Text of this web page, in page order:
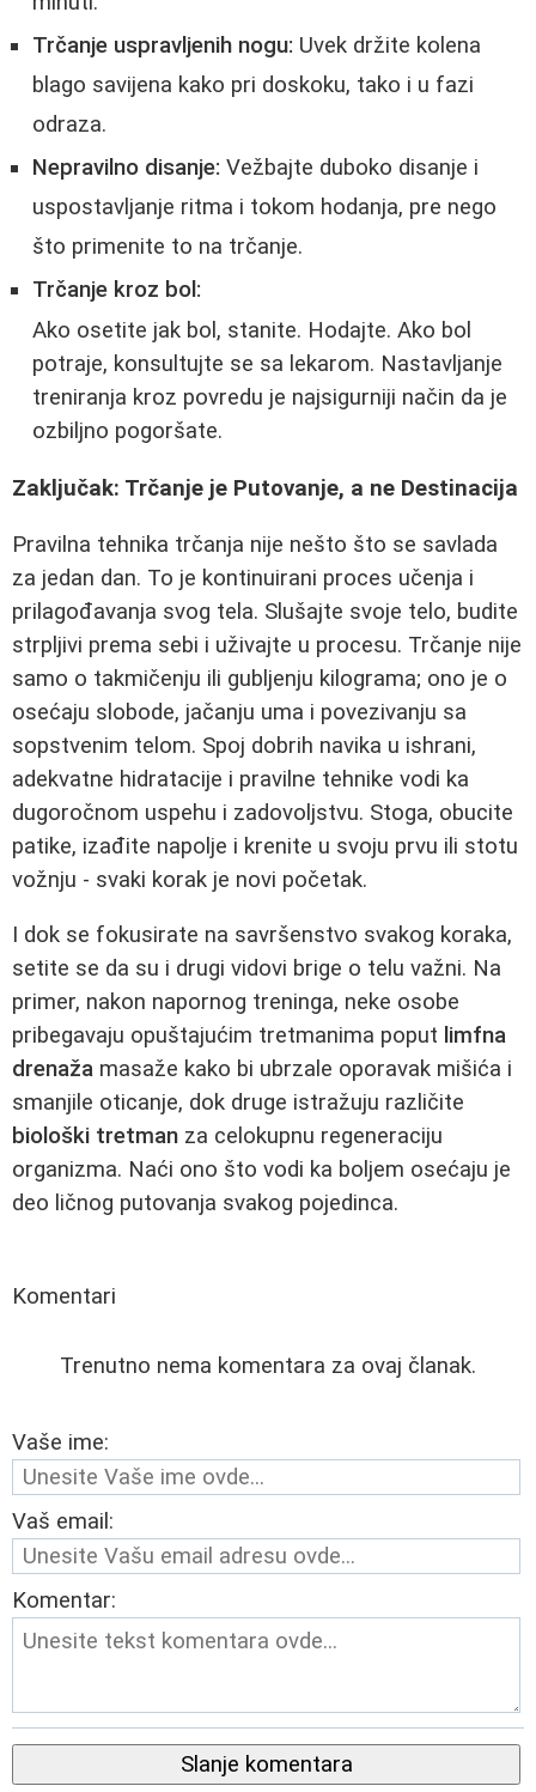
Trčanje uspravljenih nogu: Uvek držite kolena
blago savijena kako pri doskoku, tako i u fazi
odraza.
Nepravilno disanje: Vežbajte duboko disanje i
uspostavljanje ritma i tokom hodanja, pre nego
što primenite to na trčanje.
Trčanje kroz bol:
Ako osetite jak bol, stanite. Hodajte. Ako bol
potraje, konsultujte se sa lekarom. Nastavljanje
treniranja kroz povredu je najsigurniji način da je
ozbiljno pogoršate.
Zaključak: Trčanje je Putovanje, a ne Destinacija
Pravilna tehnika trčanja nije nešto što se savlada
za jedan dan. To je kontinuirani proces učenja i
prilagođavanja svog tela. Slušajte svoje telo, budite
strpljivi prema sebi i uživajte u procesu. Trčanje nije
samo o takmičenju ili gubljenju kilograma; ono je o
osećaju slobode, jačanju uma i povezivanju sa
sopstvenim telom. Spoj dobrih navika u ishrani,
adekvatne hidratacije i pravilne tehnike vodi ka
dugoročnom uspehu i zadovoljstvu. Stoga, obucite
patike, izađite napolje i krenite u svoju prvu ili stotu
vožnju - svaki korak je novi početak.
I dok se fokusirate na savršenstvo svakog koraka,
setite se da su i drugi vidovi brige o telu važni. Na
primer, nakon napornog treninga, neke osobe
pribegavaju opuštajućim tretmanima poput limfna
drenaža masaže kako bi ubrzale oporavak mišića i
smanjile oticanje, dok druge istražuju različite
biološki tretman za celokupnu regeneraciju
organizma. Naći ono što vodi ka boljem osećaju je
deo ličnog putovanja svakog pojedinca.
Komentari
Trenutno nema komentara za ovaj članak.
Vaše ime:
Vaš email:
Komentar:
Slanje komentara